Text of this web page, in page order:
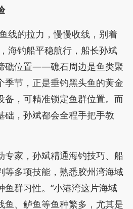
俯瞰心情都变好了。”家住晓
值的港湾风光，搭配便捷的交
），让小港湾迅速成为青岛
日均接待游客超千人，热度持
海钓船平稳航行，船长孙斌
礁位置——礁石周边是鱼类聚
节，正是垂钓黑头鱼的黄金
备，可精准锁定鱼群位置。而